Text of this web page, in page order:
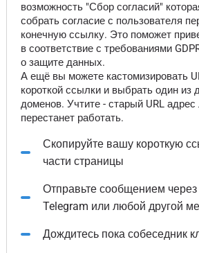
возможность "Сбор согласий"
собрать согласие с пользователя
конечную ссылку. Это поможет
в соответствие с требованиями
о защите данных.
А ещё вы можете кастомизировать
короткой ссылки и выбрать один из
доменов. Учтите - старый URL адрес
перестанет работать.
Скопируйте вашу короткую
части страницы
Отправьте сообщением через
Telegram или любой другой
Дождитесь пока собеседник